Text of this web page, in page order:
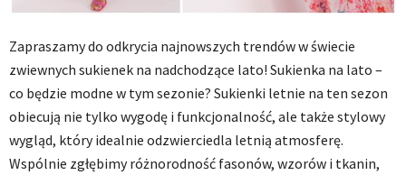
Zapraszamy do odkrycia najnowszych trendów w świecie
zwiewnych sukienek na nadchodzące lato! Sukienka na lato –
co będzie modne w tym sezonie? Sukienki letnie na ten sezon
obiecują nie tylko wygodę i funkcjonalność, ale także stylowy
wygląd, który idealnie odzwierciedla letnią atmosferę.
Wspólnie zgłębimy różnorodność fasonów, wzorów i tkanin,